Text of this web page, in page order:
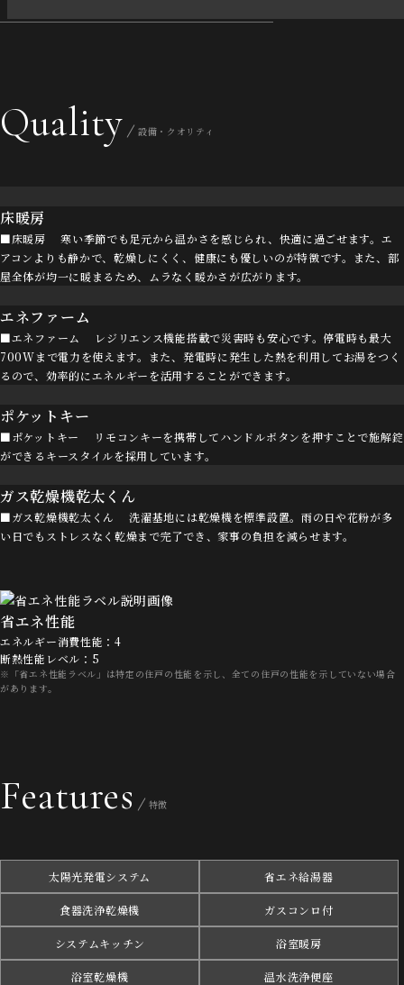
Quality 設備・クオリティ
床暖房
■床暖房 寒い季節でも足元から温かさを感じられ、快適に過ごせます。エ
アコンよりも静かで、乾燥しにくく、健康にも優しいのが特徴です。また、部
屋全体が均一に暖まるため、ムラなく暖かさが広がります。
エネファーム
■エネファーム レジリエンス機能搭載で災害時も安心です。停電時も最大
700Wまで電力を使えます。また、発電時に発生した熱を利用してお湯をつく
るので、効率的にエネルギーを活用することができます。
ポケットキー
■ポケットキー リモコンキーを携帯してハンドルボタンを押すことで施解錠
ができるキースタイルを採用しています。
ガス乾燥機乾太くん
■ガス乾燥機乾太くん 洗濯基地には乾燥機を標準設置。雨の日や花粉が多
い日でもストレスなく乾燥まで完了でき、家事の負担を減らせます。
省エネ性能
エネルギー消費性能：4
断熱性能レベル：5
※「省エネ性能ラベル」は特定の住戸の性能を示し、全ての住戸の性能を示していない場合
があります。
Features 特徴
太陽光発電システム 省エネ給湯器
食器洗浄乾燥機 ガスコンロ付
システムキッチン 浴室暖房
浴室乾燥機 温水洗浄便座